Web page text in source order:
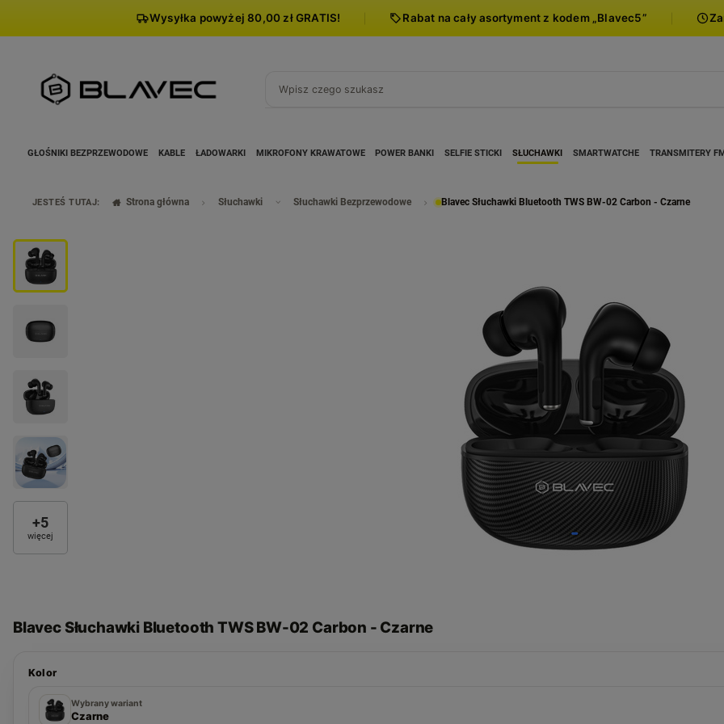
Wysyłka powyżej 80,00 zł GRATIS! Rabat na cały asortyment z kodem „Blavec5”
GŁOŚNIKI BEZPRZEWODOWE KABLE ŁADOWARKI MIKROFONY KRAWATOWE POWER BANKI SELFIE STICKI SŁUCHAWKI SMARTWATCHE TRANSMITERY
JESTEŚ TUTAJ: Strona główna Słuchawki Słuchawki Bezprzewodowe Blavec Słuchawki Bluetooth TWS BW-02 Carbon - Czarne
+5
więcej
Blavec Słuchawki Bluetooth TWS BW-02 Carbon - Czarne
Kolor
Wybrany wariant
Czarne